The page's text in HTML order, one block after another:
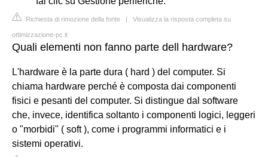
Richiesta di rimozione della fonte | Visualizza la risposta completa su
ottimizzazione-pc.it
Quali elementi non fanno parte dell hardware?
L'hardware è la parte dura ( hard ) del computer. Si
chiama hardware perché è composta dai componenti
fisici e pesanti del computer. Si distingue dal software
che, invece, identifica soltanto i componenti logici, leggeri
o "morbidi" ( soft ), come i programmi informatici e i
sistemi operativi.